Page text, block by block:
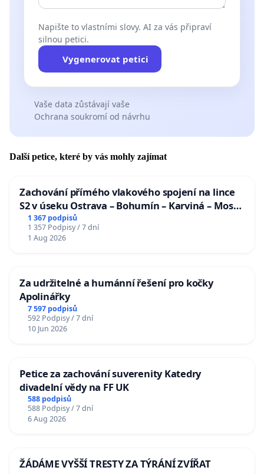
Napište to vlastními slovy. AI za vás připraví
silnou petici.
Vygenerovat petici
Vaše data zůstávají vaše
Ochrana soukromí od návrhu
Další petice, které by vás mohly zajímat
Zachování přímého vlakového spojení na lince
S2 v úseku Ostrava – Bohumín – Karviná – Mosty
u Jablunkova
1 367 podpisů
1 357 Podpisy / 7 dní
1 Aug 2026
Za udržitelné a humánní řešení pro kočky
Apolinářky
7 597 podpisů
592 Podpisy / 7 dní
10 Jun 2026
Petice za zachování suverenity Katedry
divadelní vědy na FF UK
588 podpisů
588 Podpisy / 7 dní
6 Aug 2026
ŽÁDÁME VYŠŠÍ TRESTY ZA TÝRÁNÍ ZVÍŘAT